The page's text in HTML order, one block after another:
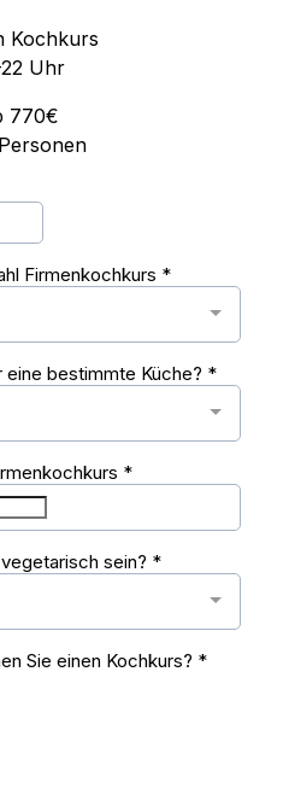
Kochkurs
Uhr
770€
Firmenkochkurs *
bestimmte Küche? *
*
sein? *
Sie einen Kochkurs? *